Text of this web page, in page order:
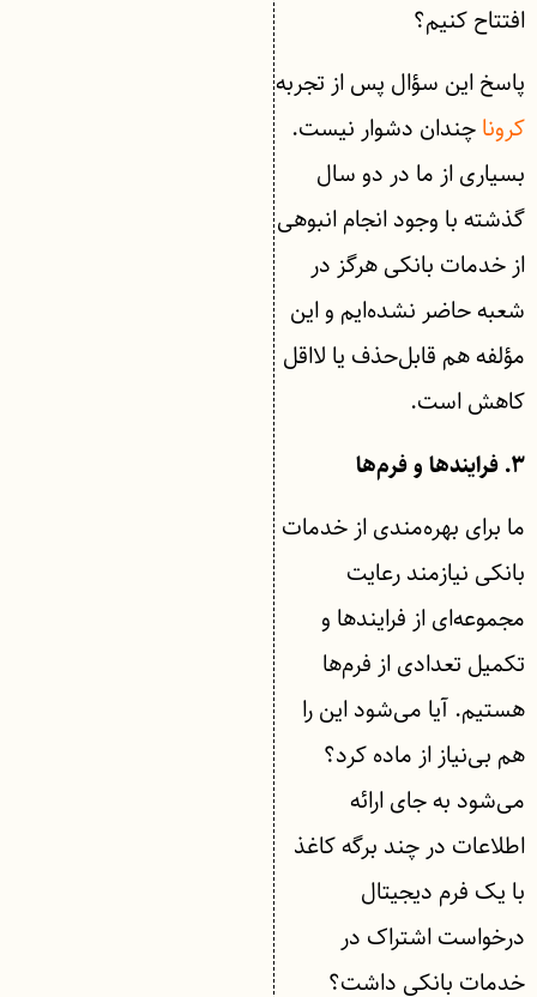
افتتاح کنیم؟
پاسخ این سؤال پس از تجربه
کروناچندان دشوار نیست.
بسیاری از ما در دو سال
گذشته با وجود انجام انبوهی
از خدمات بانکی هرگز در
شعبه حاضر نشده‌ایم و این
مؤلفه هم قابل‌حذف یا لااقل
کاهش است.
۳. فرایندها و فرم‌ها
ما برای بهره‌مندی از خدمات
بانکی نیازمند رعایت
مجموعه‌ای از فرایندها و
تکمیل تعدادی از فرم‌ها
هستیم. آیا می‌شود این را
هم بی‌نیاز از ماده کرد؟
می‌شود به جای ارائه
اطلاعات در چند برگه کاغذ
با یک فرم دیجیتال
درخواست اشتراک در
خدمات بانکی داشت؟